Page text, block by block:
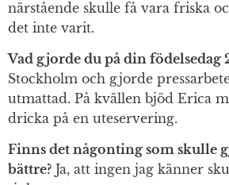
närstående skulle få vara friska
det inte varit.
Vad gjorde du på din födelsedag
Stockholm och gjorde
utmattad. På kvällen bjöd Erica
dricka på en uteservering.
Finns det någonting som skulle
bättre? Ja, att ingen jag känner